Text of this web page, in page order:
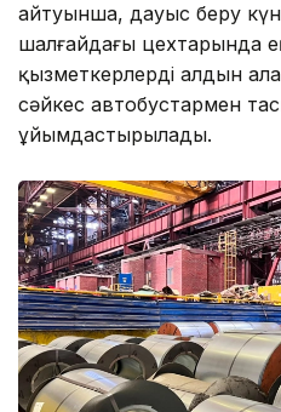
айтуынша, дауыс беру
шалғайдағы цехтарында
қызметкерлерді алдын ала
сәйкес автобустармен
ұйымдастырылады.